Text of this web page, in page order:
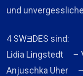
und
4 SWƎDES sind:
Lidia Lingstedt –
Anjuschka Uher –